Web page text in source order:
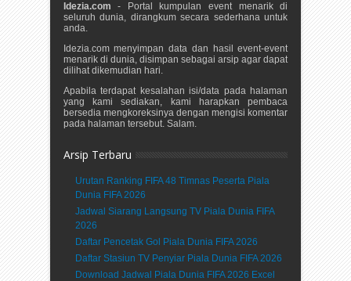
Idezia.com - Portal kumpulan event menarik di
seluruh dunia, dirangkum secara sederhana untuk
anda.
Idezia.com menyimpan data dan hasil event-event
menarik di dunia, disimpan sebagai arsip agar dapat
dilihat dikemudian hari.
Apabila terdapat kesalahan isi/data pada halaman
yang kami sediakan, kami harapkan pembaca
bersedia mengkoreksinya dengan mengisi komentar
pada halaman tersebut. Salam.
Arsip Terbaru
Urutan Ranking FIFA 48 Timnas Peserta Piala
Dunia FIFA 2026
Jadwal Siarang Langsung TV Piala Dunia FIFA
2026
Daftar Pencetak Gol Piala Dunia FIFA 2026
Daftar Stasiun TV Penyiar Piala Dunia FIFA 2026
Download Jadwal Piala Dunia FIFA 2026 Excel